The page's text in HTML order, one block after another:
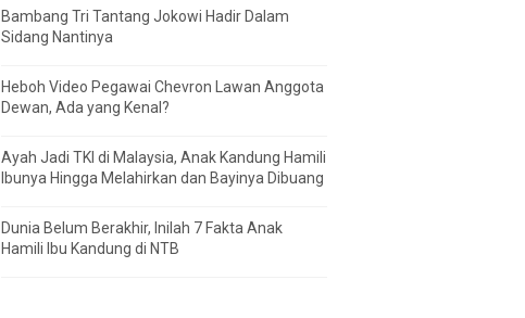
Bambang Tri Tantang Jokowi Hadir Dalam
Sidang Nantinya
Heboh Video Pegawai Chevron Lawan Anggota
Dewan, Ada yang Kenal?
Ayah Jadi TKI di Malaysia, Anak Kandung Hamili
Ibunya Hingga Melahirkan dan Bayinya Dibuang
Dunia Belum Berakhir, Inilah 7 Fakta Anak
Hamili Ibu Kandung di NTB